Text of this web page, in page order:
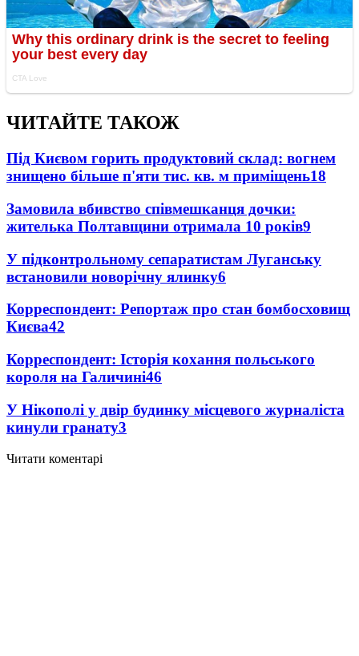
ЧИТАЙТЕ ТАКОЖ
Під Києвом горить продуктовий склад: вогнем
знищено більше п'яти тис. кв. м приміщень18
Замовила вбивство співмешканця дочки:
жителька Полтавщини отримала 10 років9
У підконтрольному сепаратистам Луганську
встановили новорічну ялинку6
Корреспондент: Репортаж про стан бомбосховищ
Києва42
Корреспондент: Історія кохання польського
короля на Галичині46
У Нікополі у двір будинку місцевого журналіста
кинули гранату3
Читати коментарі